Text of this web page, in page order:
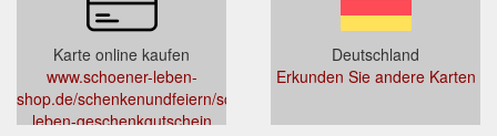
Karte online kaufen
www.schoener-leben-
shop.de/schenkenundfeiern/schoener-
leben-geschenkgutschein
Deutschland
Erkunden Sie andere Karten